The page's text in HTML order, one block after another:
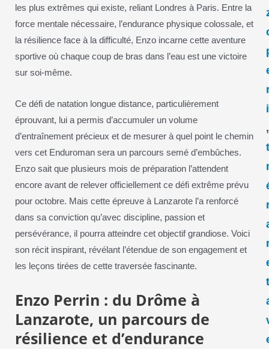
les plus extrêmes qui existe, reliant Londres à Paris. Entre la
force mentale nécessaire, l’endurance physique colossale, et
la résilience face à la difficulté, Enzo incarne cette aventure
sportive où chaque coup de bras dans l’eau est une victoire
sur soi-même.
Ce défi de natation longue distance, particulièrement
éprouvant, lui a permis d’accumuler un volume
d’entraînement précieux et de mesurer à quel point le chemin
vers cet Enduroman sera un parcours semé d’embûches.
Enzo sait que plusieurs mois de préparation l’attendent
encore avant de relever officiellement ce défi extrême prévu
pour octobre. Mais cette épreuve à Lanzarote l’a renforcé
dans sa conviction qu’avec discipline, passion et
persévérance, il pourra atteindre cet objectif grandiose. Voici
son récit inspirant, révélant l’étendue de son engagement et
les leçons tirées de cette traversée fascinante.
Enzo Perrin : du Drôme à
Lanzarote, un parcours de
résilience et d’endurance
,